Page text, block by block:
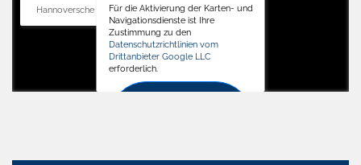
Hannoversche Str. 34, 31688 Nienstädt
Für die Aktivierung der Karten- und
Navigationsdienste ist Ihre
Zustimmung zu den
Datenschutzrichtlinien vom
Drittanbieter Google LLC
erforderlich.